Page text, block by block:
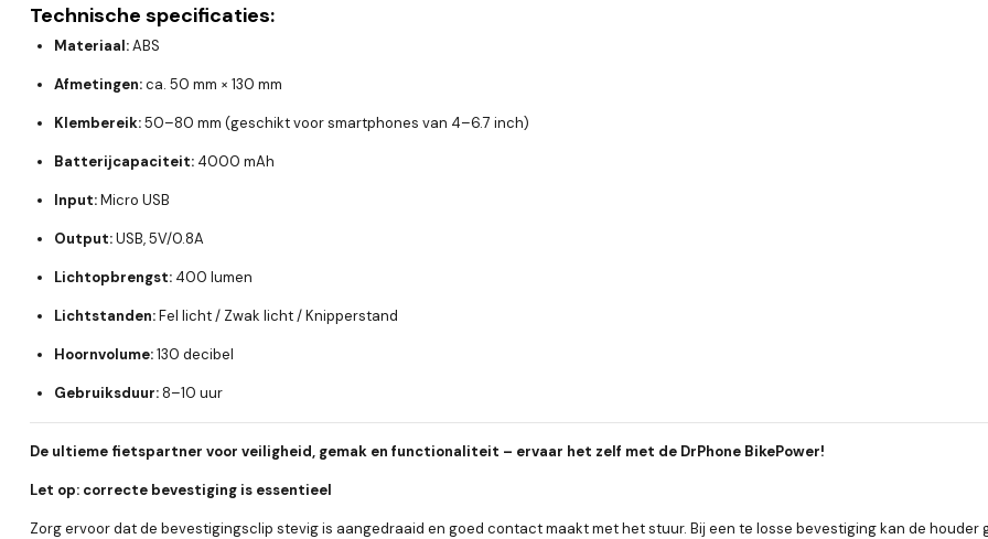
Technische specificaties:
Materiaal:ABS
Afmetingen:ca. 50 mm × 130 mm
Klembereik:50–80 mm (geschikt voor smartphones van 4–6.7 inch)
Batterijcapaciteit: 4000 mAh
Input:Micro USB
Output:USB, 5V/0.8A
Lichtopbrengst: 400 lumen
Lichtstanden:Fel licht / Zwak licht / Knipperstand
Hoornvolume:130 decibel
Gebruiksduur:8–10 uur
De ultieme fietspartner voor veiligheid, gemak en functionaliteit – ervaar het zelf met de DrPhone BikePower!
Let op: correcte bevestiging is essentieel
Zorg ervoor dat de bevestigingsclip stevig is aangedraaid en goed contact maakt met het stuur. Bij een te losse bevestiging kan de